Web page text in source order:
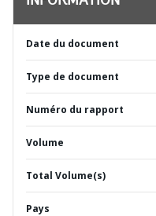
Date du document
Type de document
Numéro du rapport
Volume
Total Volume(s)
Pays